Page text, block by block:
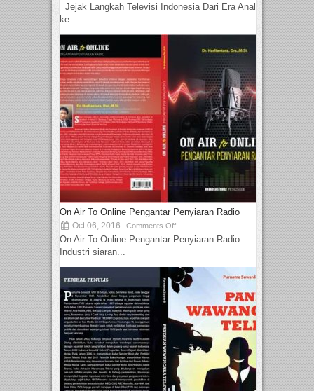
Jejak Langkah Televisi Indonesia Dari Era Analog
ke...
On Air To Online Pengantar Penyiaran Radio
Oct 06, 2016 Comments Off
On Air To Online Pengantar Penyiaran Radio
Industri siaran...